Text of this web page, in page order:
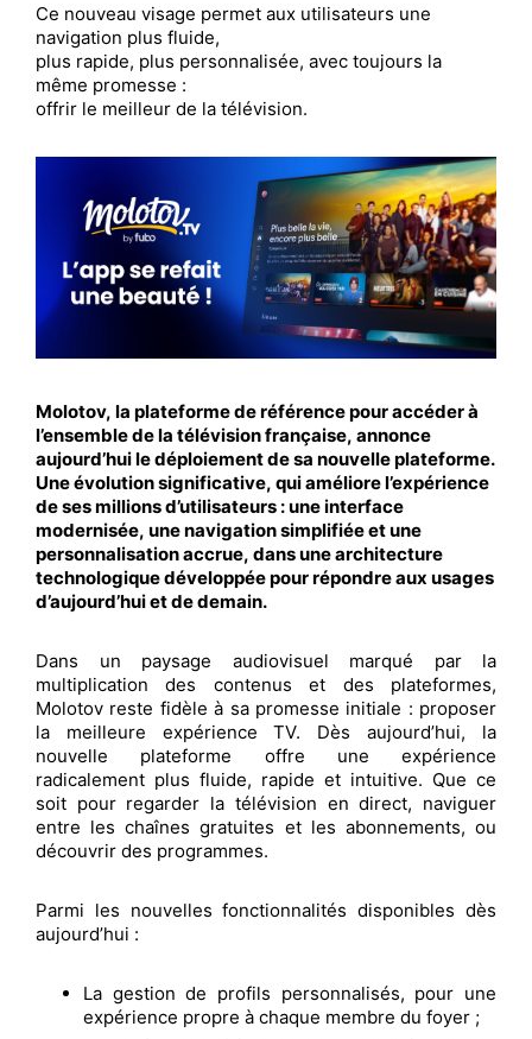
Ce nouveau visage permet aux utilisateurs une
navigation plus fluide,
plus rapide, plus personnalisée, avec toujours la
même promesse :
offrir le meilleur de la télévision.
Molotov, la plateforme de référence pour accéder à
l’ensemble de la télévision française, annonce
aujourd’hui le déploiement de sa nouvelle plateforme.
Une évolution significative, qui améliore l’expérience
de ses millions d’utilisateurs : une interface
modernisée, une navigation simplifiée et une
personnalisation accrue, dans une architecture
technologique développée pour répondre aux usages
d’aujourd’hui et de demain.
Dans un paysage audiovisuel marqué par la
multiplication des contenus et des plateformes,
Molotov reste fidèle à sa promesse initiale : proposer
la meilleure expérience TV. Dès aujourd’hui, la
nouvelle plateforme offre une expérience
radicalement plus fluide, rapide et intuitive. Que ce
soit pour regarder la télévision en direct, naviguer
entre les chaînes gratuites et les abonnements, ou
découvrir des programmes.
Parmi les nouvelles fonctionnalités disponibles dès
aujourd’hui :
La gestion de profils personnalisés, pour une
expérience propre à chaque membre du foyer ;